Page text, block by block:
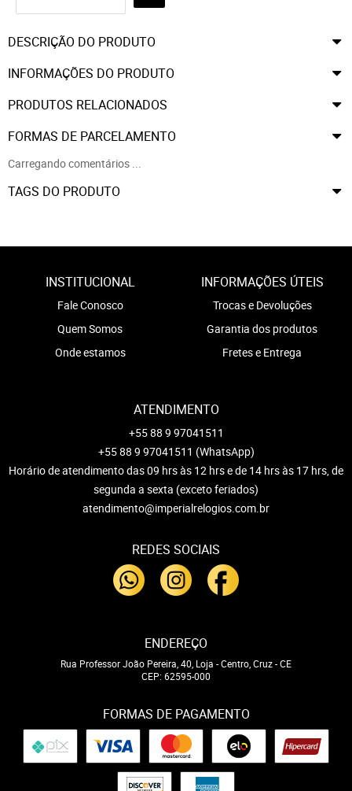
DESCRIÇÃO DO PRODUTO
INFORMAÇÕES DO PRODUTO
PRODUTOS RELACIONADOS
FORMAS DE PARCELAMENTO
Carregando comentários ...
TAGS DO PRODUTO
INSTITUCIONAL
Fale Conosco
Quem Somos
Onde estamos
INFORMAÇÕES ÚTEIS
Trocas e Devoluções
Garantia dos produtos
Fretes e Entrega
ATENDIMENTO
+55 88 9 97041511
+55 88 9 97041511 (WhatsApp)
Horário de atendimento das 09 hrs às 12 hrs e de 14 hrs às 17 hrs, de
segunda a sexta (exceto feriados)
atendimento@imperialrelogios.com.br
REDES SOCIAIS
ENDEREÇO
Rua Professor João Pereira, 40, Loja -Centro, Cruz-CE
CEP: 62595-000
FORMAS DE PAGAMENTO